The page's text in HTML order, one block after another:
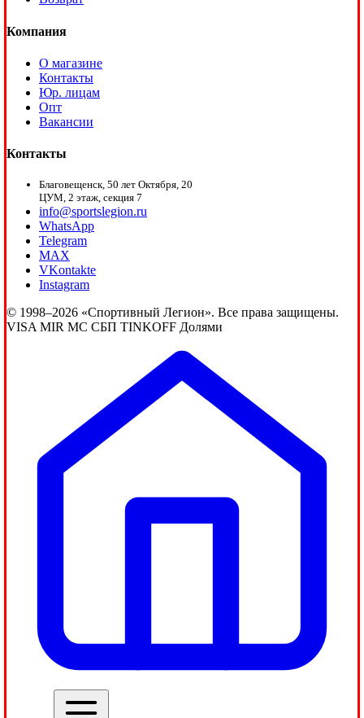
Компания
О магазине
Контакты
Юр. лицам
Опт
Вакансии
Контакты
Благовещенск, 50 лет Октября, 20
ЦУМ, 2 этаж, секция 7
info@sportslegion.ru
WhatsApp
Telegram
MAX
VKontakte
Instagram
© 1998–2026 «Спортивный Легион». Все права защищены.
VISA MIR MC СБП TINKOFF Долями